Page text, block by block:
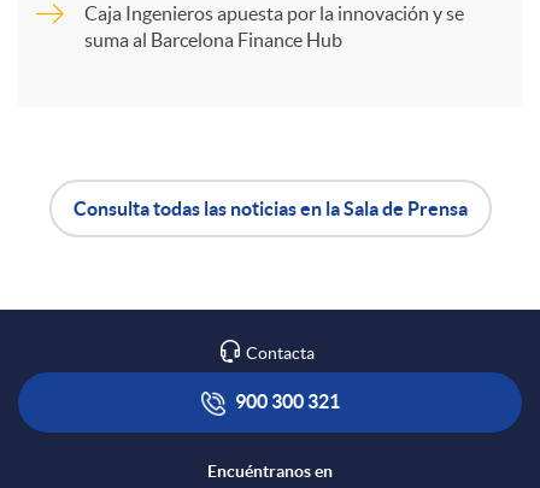
R
e
Caja Ingenieros apuesta por la innovación y se
suma al Barcelona Finance Hub
A
p
l
o
t
Consulta todas las noticias en la Sala de Prensa
Contacta
900 300 321
Encuéntranos en